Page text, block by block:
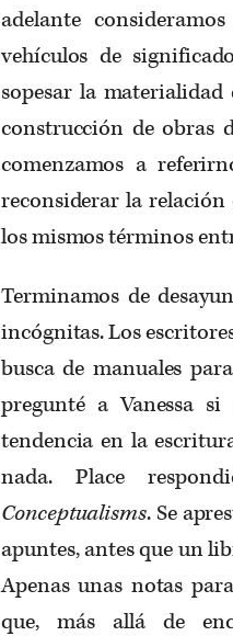
adelante
vehículos de
sopesar la
construcción de obras
comenzamos a
reconsiderar la relación
los mismos términos
Terminamos de
incógnitas. Los
busca de manuales
pregunté a Vanessa
tendencia en la
nada. Place
Conceptualisms. Se
apuntes, antes que un
Apenas unas notas
que, más allá de